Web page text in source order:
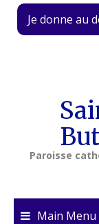
Skip
content
Je donne au
Paroisse
Main Menu